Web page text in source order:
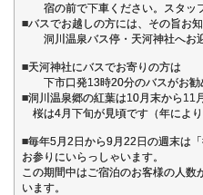
宿の前で下車ください。スタッフ
■バスでお越しの方には、その旨お知
洞川温泉バス停・天河神社へお迎
■天河神社にバスでお寄りの方は
下市口発13時20分のバスがお勧
■洞川温泉郷の紅葉は10月末から11
桜は4月下旬が見頃です（年により
■毎年5月2日から9月22日の週末は
お参りにいらっしゃいます。
この期間中はご宿泊のお客様の人
います。